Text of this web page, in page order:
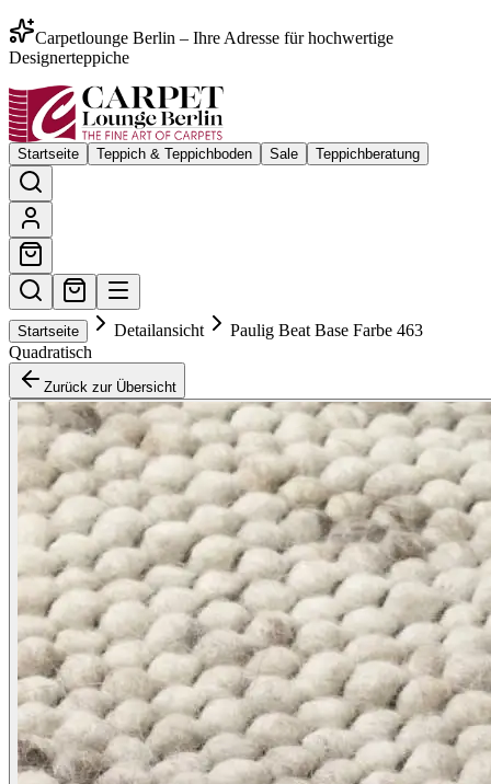
Carpetlounge Berlin – Ihre Adresse für hochwertige
Designerteppiche
Startseite Teppich & Teppichboden Sale Teppichberatung
Startseite Detailansicht
Paulig Beat Base Farbe 463
Quadratisch
Zurück zur Übersicht